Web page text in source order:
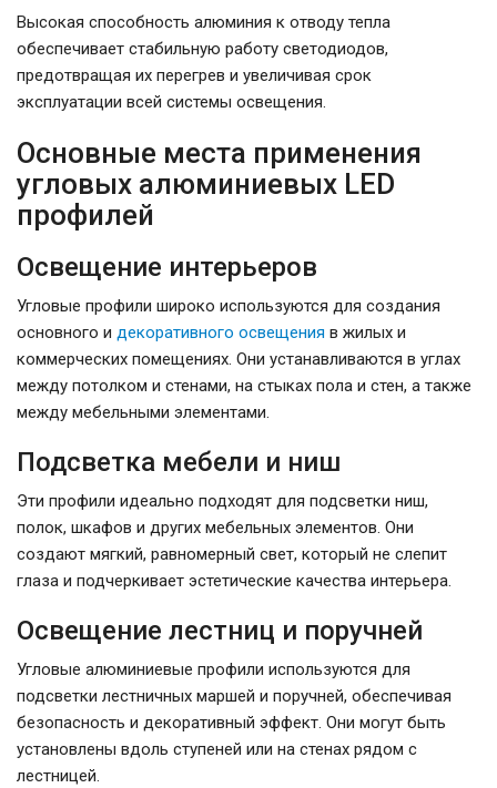
Высокая способность алюминия к отводу тепла
обеспечивает стабильную работу светодиодов,
предотвращая их перегрев и увеличивая срок
эксплуатации всей системы освещения.
Основные места применения
угловых алюминиевых LED
профилей
Освещение интерьеров
Угловые профили широко используются для создания
основного и декоративного освещения в жилых и
коммерческих помещениях. Они устанавливаются в углах
между потолком и стенами, на стыках пола и стен, а также
между мебельными элементами.
Подсветка мебели и ниш
Эти профили идеально подходят для подсветки ниш,
полок, шкафов и других мебельных элементов. Они
создают мягкий, равномерный свет, который не слепит
глаза и подчеркивает эстетические качества интерьера.
Освещение лестниц и поручней
Угловые алюминиевые профили используются для
подсветки лестничных маршей и поручней, обеспечивая
безопасность и декоративный эффект. Они могут быть
установлены вдоль ступеней или на стенах рядом с
лестницей.